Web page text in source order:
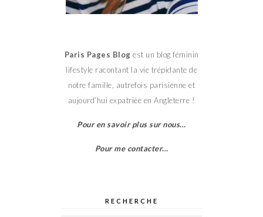
Paris Pages Blog est un blog féminin
lifestyle racontant la vie trépidante de
notre famille, autrefois parisienne et
aujourd’hui expatriée en Angleterre !
Pour en savoir plus sur nous…
Pour me contacter…
RECHERCHE